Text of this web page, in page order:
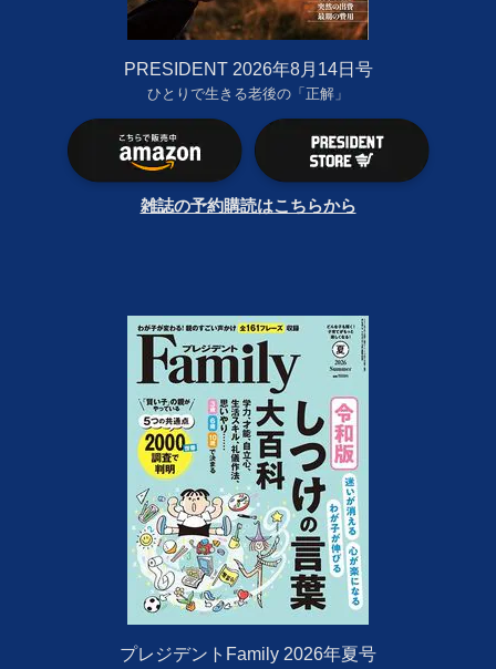
PRESIDENT 2026年8月14日号
ひとりで生きる老後の「正解」
雑誌の予約購読はこちらから
プレジデントFamily 2026年夏号